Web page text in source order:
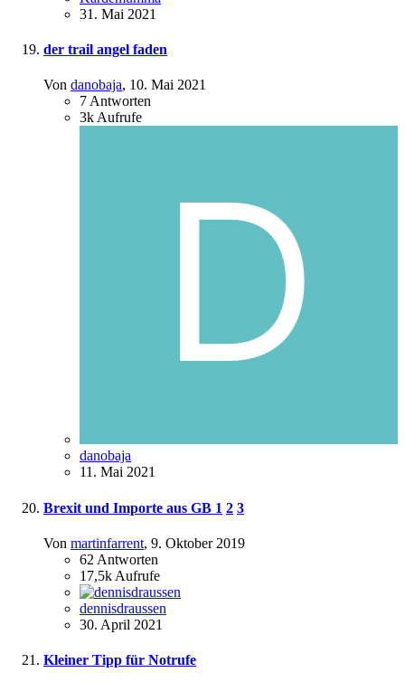
31. Mai 2021
der trail angel faden
Von danobaja, 10. Mai 2021
7 Antworten
3k Aufrufe
danobaja
11. Mai 2021
Brexit und Importe aus GB 1 2 3
Von martinfarrent, 9. Oktober 2019
62 Antworten
17,5k Aufrufe
dennisdraussen
30. April 2021
Kleiner Tipp für Notrufe